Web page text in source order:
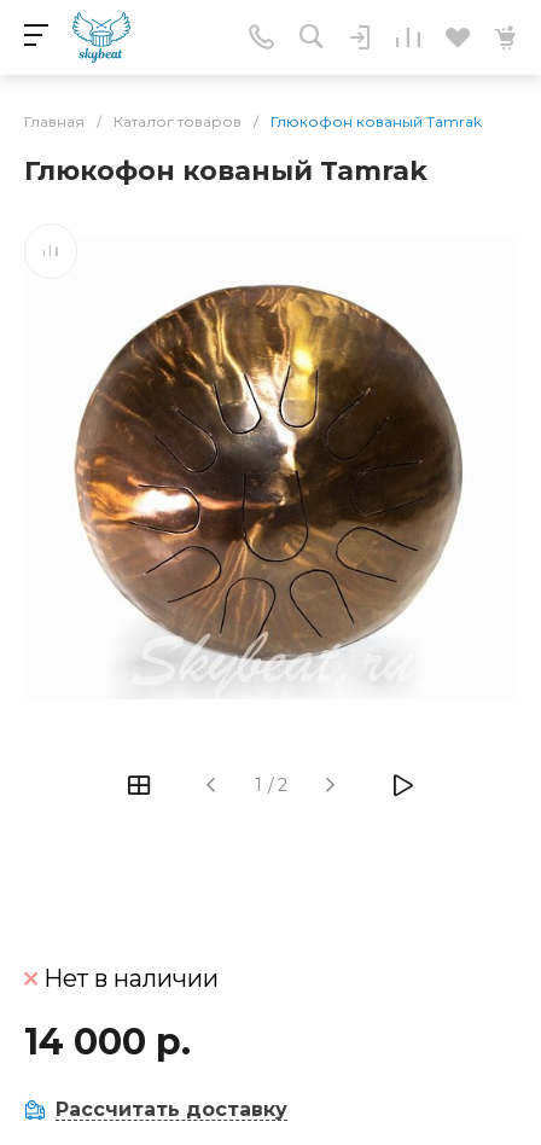
Главная / Каталог товаров / Глюкофон кованый Tamrak
Глюкофон кованый Tamrak
1 /2
Нет в наличии
14 000 р.
Рассчитать доставку